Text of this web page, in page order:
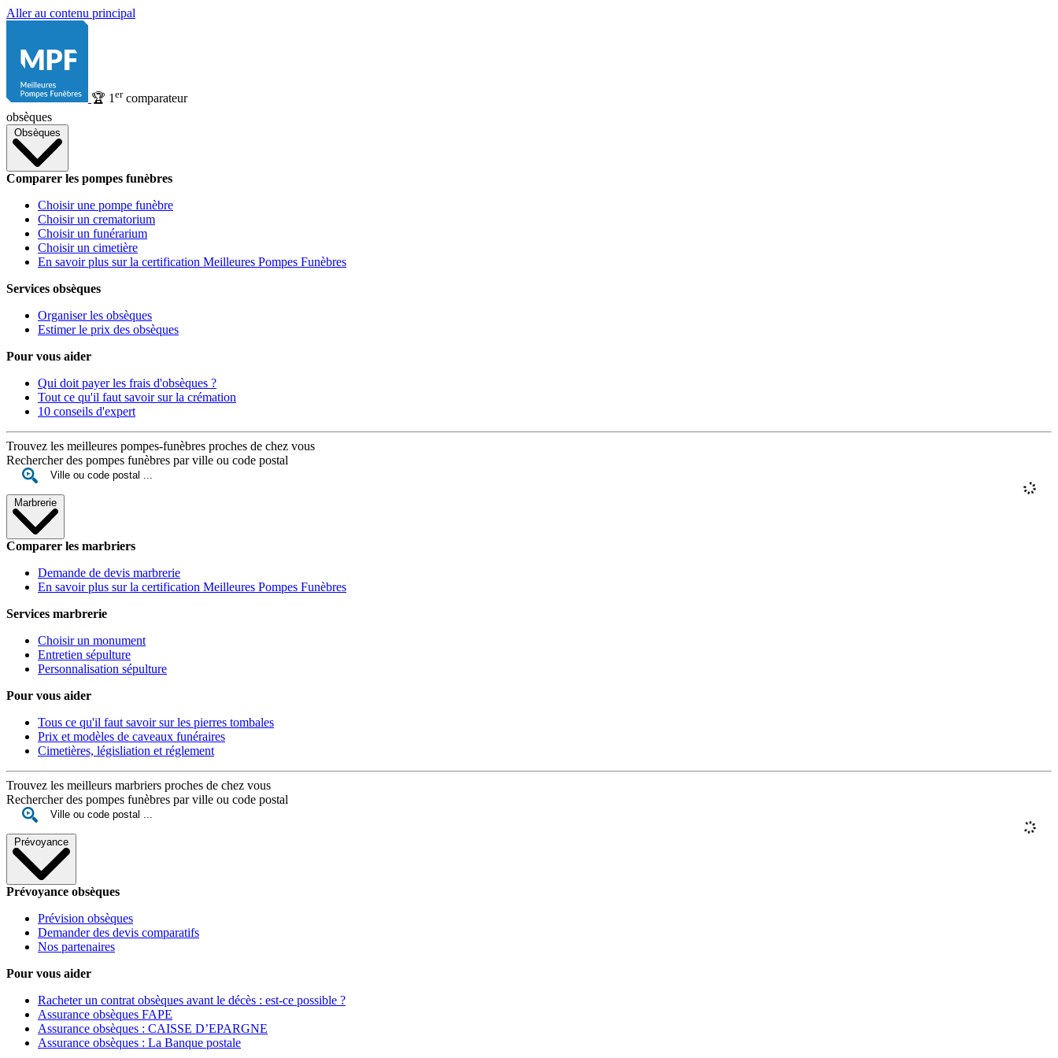
Aller au contenu principal
🏆 1 ercomparateur
obsèques
Obsèques
Comparer les pompes funèbres
Choisir une pompe funèbre
Choisir un crematorium
Choisir un funérarium
Choisir un cimetière
En savoir plus sur la certification Meilleures Pompes Funèbres
Services obsèques
Organiser les obsèques
Estimer le prix des obsèques
Pour vous aider
Qui doit payer les frais d'obsèques ?
Tout ce qu'il faut savoir sur la crémation
10 conseils d'expert
Trouvez les meilleures pompes-funèbres proches de chez vous
Rechercher des pompes funèbres par ville ou code postal
Marbrerie
Comparer les marbriers
Demande de devis marbrerie
En savoir plus sur la certification Meilleures Pompes Funèbres
Services marbrerie
Choisir un monument
Entretien sépulture
Personnalisation sépulture
Pour vous aider
Tous ce qu'il faut savoir sur les pierres tombales
Prix et modèles de caveaux funéraires
Cimetières, législiation et réglement
Trouvez les meilleurs marbriers proches de chez vous
Rechercher des pompes funèbres par ville ou code postal
Prévoyance
Prévoyance obsèques
Prévision obsèques
Demander des devis comparatifs
Nos partenaires
Pour vous aider
Racheter un contrat obsèques avant le décès : est-ce possible ?
Assurance obsèques FAPE
Assurance obsèques : CAISSE D’EPARGNE
Assurance obsèques : La Banque postale